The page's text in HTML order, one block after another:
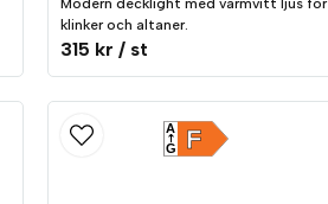
Modern decklight med varmvitt ljus för
klinker och altaner.
315 kr / st
F
A
G